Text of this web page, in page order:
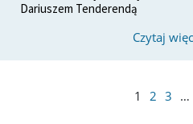
Dariuszem Tenderendą
Czytaj
1 2 3 …